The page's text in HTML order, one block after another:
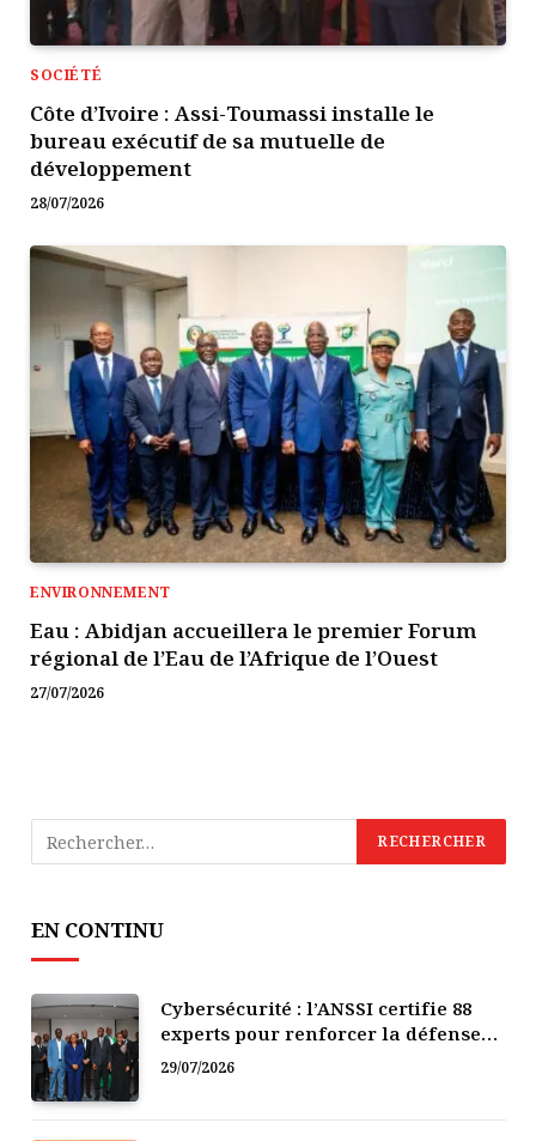
SOCIÉTÉ
Côte d’Ivoire : Assi-Toumassi installe le
bureau exécutif de sa mutuelle de
développement
28/07/2026
ENVIRONNEMENT
Eau : Abidjan accueillera le premier Forum
régional de l’Eau de l’Afrique de l’Ouest
27/07/2026
EN CONTINU
Cybersécurité : l’ANSSI certifie 88
experts pour renforcer la défense
numérique de la Côte d’Ivoire
29/07/2026